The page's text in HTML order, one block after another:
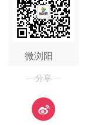
微浏阳
—分享—